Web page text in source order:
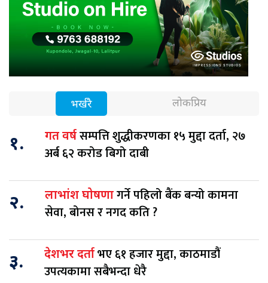
भर्खरै लोकप्रिय
१. गत वर्षसम्पत्ति शुद्धीकरणका १५ मुद्दा दर्ता, २७
अर्ब ६२ करोड बिगो दाबी
२. लाभांश घोषणागर्ने पहिलो बैंक बन्यो कामना
सेवा, बोनस र नगद कति ?
३. देशभर दर्ताभए ६१ हजार मुद्दा, काठमाडौं
उपत्यकामा सबैभन्दा धेरै